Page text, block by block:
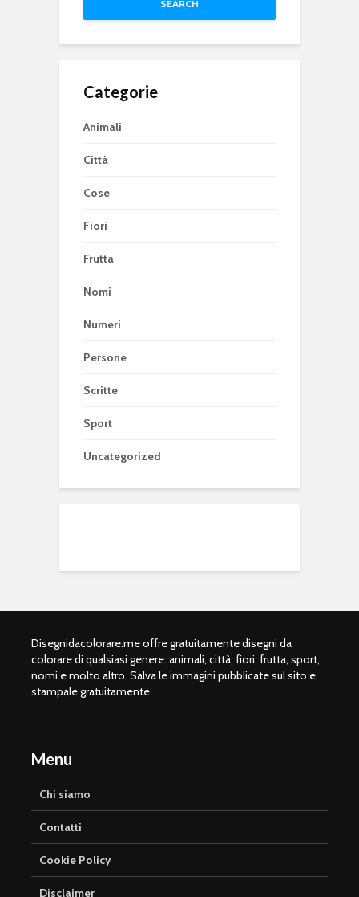
SEARCH
Categorie
Animali
Città
Cose
Fiori
Frutta
Nomi
Numeri
Persone
Scritte
Sport
Uncategorized
Disegnidacolorare.me offre gratuitamente disegni da
colorare di qualsiasi genere: animali, città, fiori, frutta, sport,
nomi e molto altro. Salva le immagini pubblicate sul sito e
stampale gratuitamente.
Menu
Chi siamo
Contatti
Cookie Policy
Disclaimer